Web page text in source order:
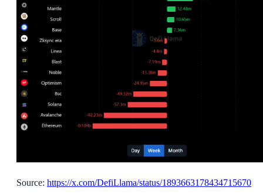
Source: https://x.com/DefiLlama/status/1893663178434715670